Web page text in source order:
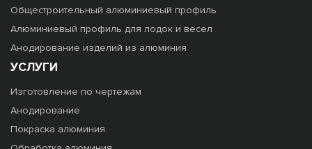
Общестроительный алюминиевый профиль
Алюминиевый профиль для лодок и весел
Анодирование изделий из алюминия
УСЛУГИ
Изготовление по чертежам
Анодирование
Покраска алюминия